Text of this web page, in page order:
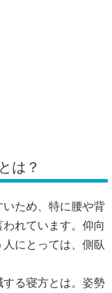
は？
ため、特に腰や背
れています。仰向
にとっては、側臥
する寝方とは。姿勢